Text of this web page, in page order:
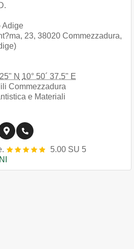
Adige
23, 38020 Commezzadura,
N 10° 50´ 37.5" E
Commezzadura
e Materiali
5.00 SU 5